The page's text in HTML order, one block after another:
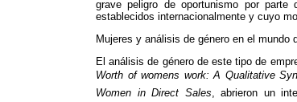
grave peligro de oportunismo por
establecidos internacionalmente y cuyo
Mujeres y análisis de género en el
El análisis de género de este tipo de
Worth of womens work: A Qualitative
Women in Direct Sales, abrieron un